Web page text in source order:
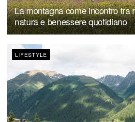
La montagna come incontro tra
natura e benessere quotidiano
LIFESTYLE